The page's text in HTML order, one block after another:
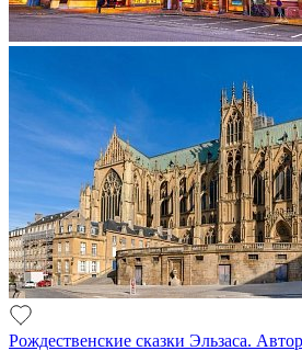
Рождественские сказки Эльзаса.